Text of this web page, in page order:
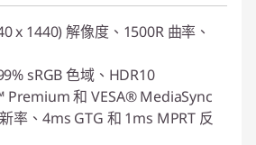
x 1440) 解像度、1500R 曲率、
sRGB 色域、HDR10
Premium 和 VESA® MediaSync
率、4ms GTG 和 1ms MPRT 反